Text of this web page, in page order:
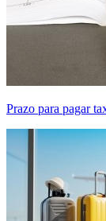
Prazo para pagar